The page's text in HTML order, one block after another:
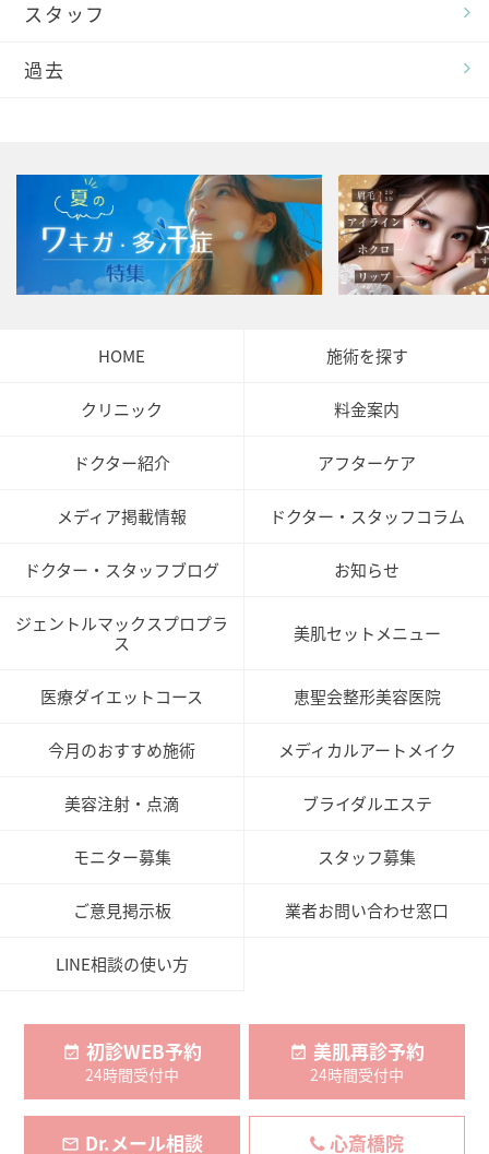
スタッフ
過去
HOME 施術を探す
クリニック 料金案内
ドクター紹介 アフターケア
メディア掲載情報 ドクター・スタッフコラム
ドクター・スタッフブログ お知らせ
ジェントルマックスプロプラ
ス
美肌セットメニュー
医療ダイエットコース 恵聖会整形美容医院
今月のおすすめ施術 メディカルアートメイク
美容注射・点滴 ブライダルエステ
モニター募集 スタッフ募集
ご意見掲示板 業者お問い合わせ窓口
LINE相談の使い方
初診WEB予約
24時間受付中
美肌再診予約
24時間受付中
Dr.メール相談 心斎橋院